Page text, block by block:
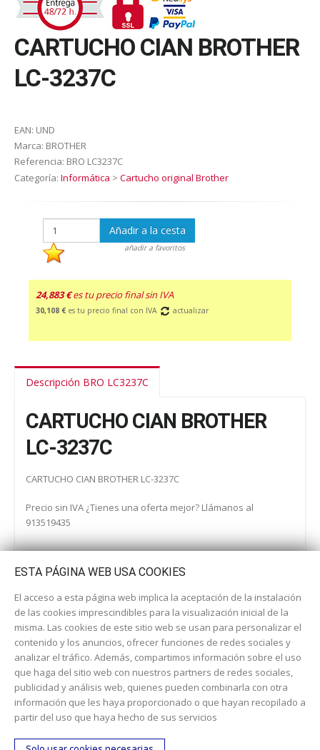
CARTUCHO CIAN BROTHER
LC-3237C
EAN: UND
Marca: BROTHER
Referencia: BRO LC3237C
Categoría: Informática > Cartucho original Brother
Añadir a la cesta
añadir a favoritos
24,883 € es tu precio final sin IVA
30,108 € es tu precio final con IVA actualizar
Descripción BRO LC3237C
CARTUCHO CIAN BROTHER
LC-3237C
CARTUCHO CIAN BROTHER LC-3237C
Precio sin IVA ¿Tienes una oferta mejor? Llámanos al
913519435
Dirección:c/ Cercedilla nº 14, 28925 Alcorcón
Email:contacta aquí
ESTA PÁGINA WEB USA COOKIES
El acceso a esta página web implica la aceptación de la instalación
de las cookies imprescindibles para la visualización inicial de la
misma. Las cookies de este sitio web se usan para personalizar el
contenido y los anuncios, ofrecer funciones de redes sociales y
analizar el tráfico. Además, compartimos información sobre el uso
que haga del sitio web con nuestros partners de redes sociales,
publicidad y análisis web, quienes pueden combinarla con otra
información que les haya proporcionado o que hayan recopilado a
partir del uso que haya hecho de sus servicios